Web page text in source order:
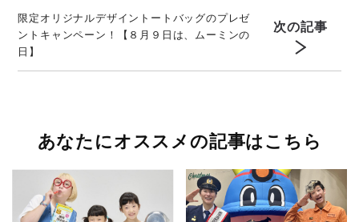
限定オリジナルデザイントートバッグのプレゼ
ントキャンペーン！【８月９日は、ムーミンの
日】
次の記事
あなたにオススメの記事はこちら